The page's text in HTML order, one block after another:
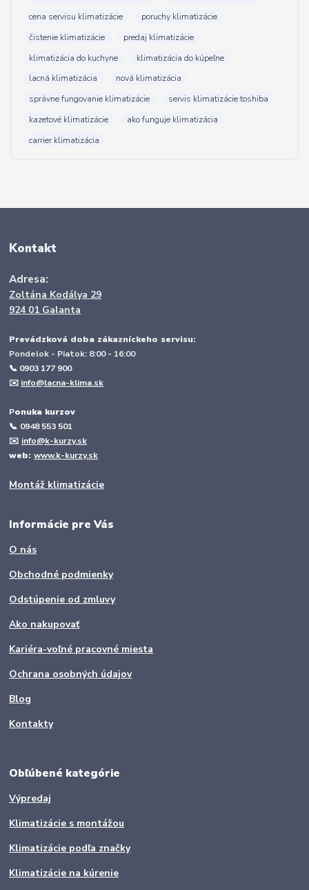
cena servisu klimatizácie
poruchy klimatizácie
čistenie klimatizácie
predaj klimatizácie
klimatizácia do kuchyne
klimatizácia do kúpeľne
lacná klimatizácia
nová klimatizácia
správne fungovanie klimatizácie
servis klimatizácie toshiba
kazetové klimatizácie
ako funguje klimatizácia
carrier klimatizácia
Kontakt
Adresa:
Zoltána Kodálya 29
924 01 Galanta
Prevádzková doba zákazníckeho servisu:
Pondelok - Piatok: 8:00 - 16:00
📞 0903 177 900
✉️ info@lacna-klima.sk
Ponuka kurzov
📞 0948 553 501
✉️ info@k-kurzy.sk
web:www.k-kurzy.sk
Montáž klimatizácie
Informácie pre Vás
O nás
Obchodné podmienky
Odstúpenie od zmluvy
Ako nakupovať
Kariéra-voľné pracovné miesta
Ochrana osobných údajov
Blog
Kontakty
Obľúbené kategórie
Výpredaj
Klimatizácie s montážou
Klimatizácie podľa značky
Klimatizácie na kúrenie